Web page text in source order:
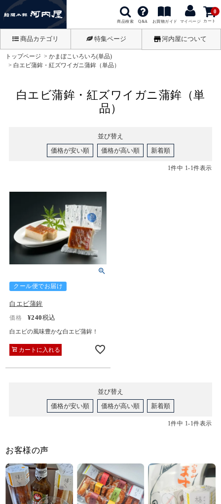
商品検索 Q&A お買物ガイド マイページ カート
0
商品カテゴリ 特集ページ 河内屋について
トップページ
かまぼこいろいろ(単品)
白エビ蒲鉾・紅ズワイガニ蒲鉾（単品）
白エビ蒲鉾・紅ズワイガニ蒲鉾（単
品）
並び替え
価格が安い順
価格が高い順 新着順
1件中 1-1件表示
クール便でお届け
白エビ蒲鉾
価格 ¥240税込
白エビの風味豊かな白エビ蒲鉾！
カートに入れる
並び替え
価格が安い順
価格が高い順 新着順
1件中 1-1件表示
お客様の声